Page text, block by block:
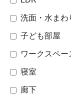
洗面・水まわ
子ども部屋
ワークスペー
寝室
廊下